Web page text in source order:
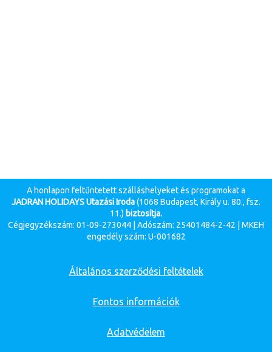
A honlapon feltűntetett szálláshelyeket és programokat a
JADRAN HOLIDAYS Utazási Iroda(1068 Budapest, Király u. 80., fsz.
11.) biztosítja.
Cégjegyzékszám: 01-09-273044 | Adószám: 25401484-2-42 | MKEH
engedély szám: U-001682
Általános szerződési feltételek
Fontos információk
Adatvédelem